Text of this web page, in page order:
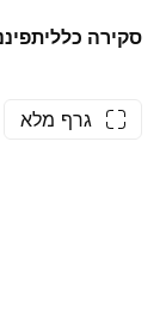
סקירה כללית
גרף מלא